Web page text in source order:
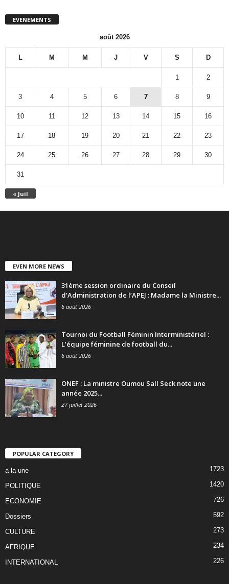
EVENEMENTS
août 2026
L M M J V S D
« Juil
1 2
3 4 5 6 7 8 9
10 11 12 13 14 15 16
17 18 19 20 21 22 23
24 25 26 27 28 29 30
31
EVEN MORE NEWS
31ème session ordinaire du Conseil
d’Administration de l’APEJ : Madame la Ministre...
6 août 2026
Tournoi du Football Féminin Interministériel :
L’équipe féminine de football du...
6 août 2026
ONEF : La ministre Oumou Sall Seck note une
année 2025...
27 juillet 2026
POPULAR CATEGORY
a la une 1723
POLITIQUE 1420
ECONOMIE 726
Dossiers 592
CULTURE 273
AFRIQUE 234
INTERNATIONAL 226